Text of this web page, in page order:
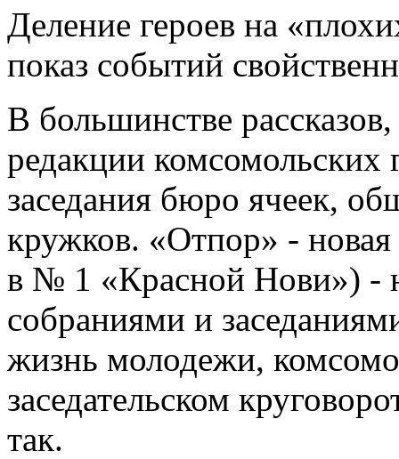
Деление героев на
показ событий
В большинстве
редакции комсомольских
заседания бюро ячеек,
кружков. «Отпор» -
в № 1 «Красной Нови») -
собраниями и
жизнь молодежи,
заседательском
так.